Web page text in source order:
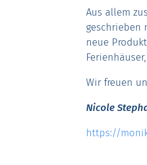
Aus allem
geschrieben
neue
Wir freuen
Nicole
https://